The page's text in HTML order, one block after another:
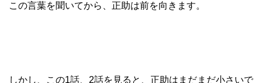
この言葉を聞いてから、正助は前を向きます。
しかし、この1話、2話を見ると、正助はまだまだ小さいで